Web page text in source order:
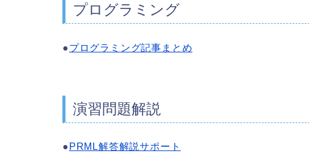
プログラミング
●プログラミング記事まとめ
演習問題解説
● PRML解答解説サポート